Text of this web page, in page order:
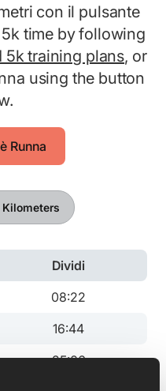
con il pulsante
time by following
5k training plans, or
using the button
Runna
Kilometers
Dividi
08:22
16:44
25:06